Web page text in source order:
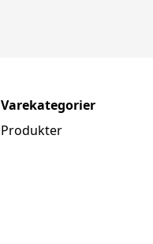
Varekategorier
Produkter